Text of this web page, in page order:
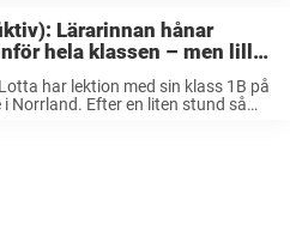
Lärarinnan hånar
hela klassen – men lilla
har lektion med sin klass 1B på
i Norrland. Efter en liten stund så